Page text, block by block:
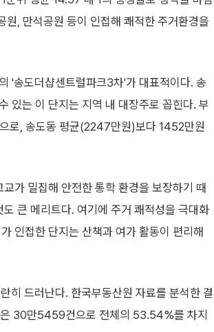
원, 만석공원 등이 인접해 쾌적한 주거환경을
'송도더샵센트럴파크3차'가 대표적이다. 송
있는 이 단지는 지역 내 대장주로 꼽힌다. 부
로, 송도동 평균(2247만원)보다 1452만원
가 밀집해 안전한 통학 환경을 보장하기 때
큰 메리트다. 여기에 주거 쾌적성을 극대화
인접한 단지는 산책과 여가 활동이 편리해
히 드러난다. 한국부동산원 자료를 분석한 결
30만5459건으로 전체의 53.54%를 차지